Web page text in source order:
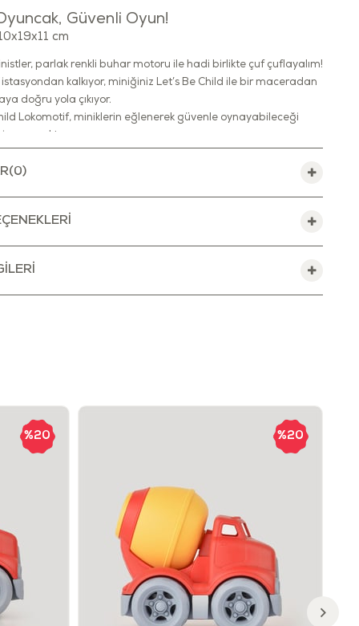
Güvenli Oyun!
cm
parlak renkli buhar motoru ile hadi birlikte çuf çuflayalım!
kalkıyor, miniğiniz Let’s Be Child ile bir maceradan
doğru yola çıkıyor.
Lokomotif, miniklerin eğlenerek güvenle oynayabileceği
FDA standartlarını karşılar.
yanlarından ayırmak istemeyecekleri bu oyuncağı gittiğiniz her
kolay olduğundan hem iç hem dış mekânlarda oynamak
hem büyük eller için uygun olacak şekilde tasarlanmıştır.
öğrenmesini desteklemiş olacaksınız.
tarafından (EU) EN71 standartlarına uygunluğu akredite
test kuruluşları tarafından test edilip onaylanmıştır.
kesinlikle ağır metaller ve zararlı kimyasallar
gibi zararlı kimyasallar bulunmamaktadır.
A (BPA) içermez.
(0)
%20 %20